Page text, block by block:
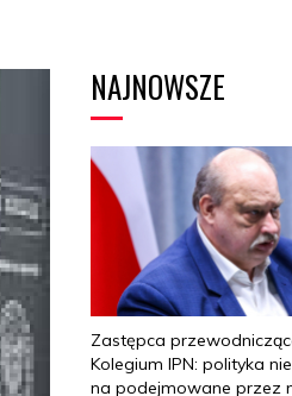
NAJNOWSZE
Zastępca
Kolegium IPN: polityka
na podejmowane przez